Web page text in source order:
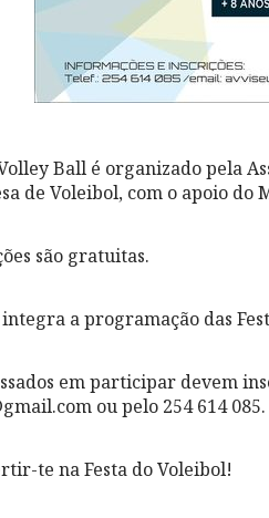
Ball é organizado pela
de Voleibol, com o apoio do
são gratuitas.
a programação das
em participar devem
ou pelo 254 614 085.
te na Festa do Voleibol!